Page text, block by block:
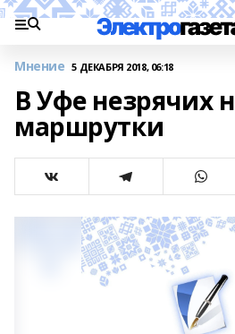
Мнение 5 ДЕКАБРЯ 2018, 06:18
В Уфе незрячих
маршрутки